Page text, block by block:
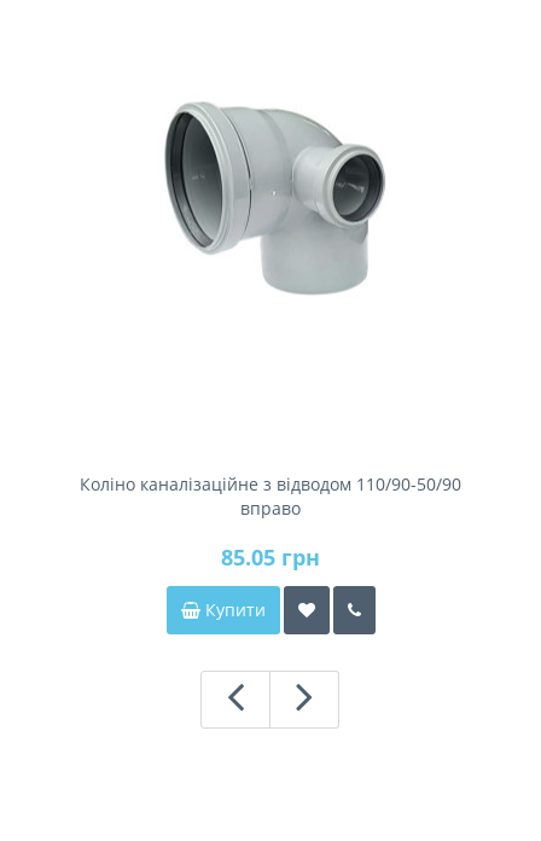
Коліно каналізаційне з відводом 110/90-50/90
вправо
85.05 грн
Купити